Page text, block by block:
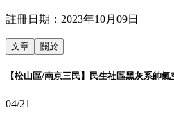
註冊日期： 2023年10月09日
文章 關於
【松山區/南京三民】民生社區黑灰系帥
04/21